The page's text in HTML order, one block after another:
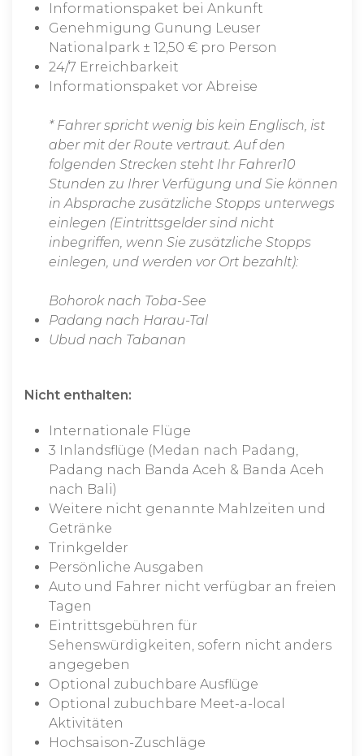
Informationspaket bei Ankunft
Genehmigung Gunung Leuser
Nationalpark ± 12,50 € pro Person
24/7 Erreichbarkeit
Informationspaket vor Abreise
* Fahrer spricht wenig bis kein Englisch, ist
aber mit der Route vertraut. Auf den
folgenden Strecken steht Ihr Fahrer10
Stunden zu Ihrer Verfügung und Sie können
in Absprache zusätzliche Stopps unterwegs
einlegen (Eintrittsgelder sind nicht
inbegriffen, wenn Sie zusätzliche Stopps
einlegen, und werden vor Ort bezahlt):
Bohorok nach Toba-See
Padang nach Harau-Tal
Ubud nach Tabanan
Nicht enthalten:
Internationale Flüge
3 Inlandsflüge (Medan nach Padang,
Padang nach Banda Aceh & Banda Aceh
nach Bali)
Weitere nicht genannte Mahlzeiten und
Getränke
Trinkgelder
Persönliche Ausgaben
Auto und Fahrer nicht verfügbar an freien
Tagen
Eintrittsgebühren für
Sehenswürdigkeiten, sofern nicht anders
angegeben
Optional zubuchbare Ausflüge
Optional zubuchbare Meet-a-local
Aktivitäten
Hochsaison-Zuschläge